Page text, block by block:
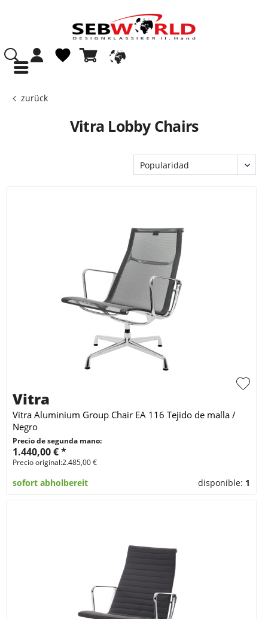
zurück
Vitra Lobby Chairs
Vitra
Vitra Aluminium Group Chair EA 116 Tejido de malla /
Negro
Precio de segunda mano:
1.440,00 € *
Precio original:2.485,00 €
sofort abholbereit disponible: 1